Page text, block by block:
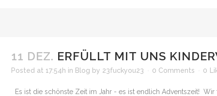
11 DEZ. ERFÜLLT MIT UNS
Posted at 17:54h in Blog by 23fuckyou23 0 Comments 0
Es ist die schönste Zeit im Jahr - es ist endlich Adventszeit!